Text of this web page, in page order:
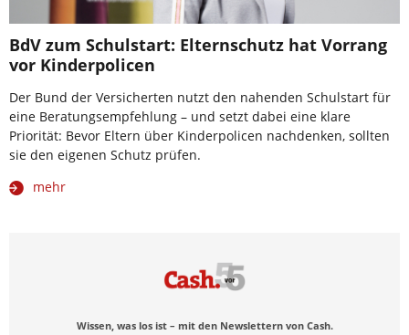
BdV zum Schulstart: Elternschutz hat Vorrang
vor Kinderpolicen
Der Bund der Versicherten nutzt den nahenden Schulstart für
eine Beratungsempfehlung – und setzt dabei eine klare
Priorität: Bevor Eltern über Kinderpolicen nachdenken, sollten
sie den eigenen Schutz prüfen.
mehr
Wissen, was los ist – mit den Newslettern von Cash.